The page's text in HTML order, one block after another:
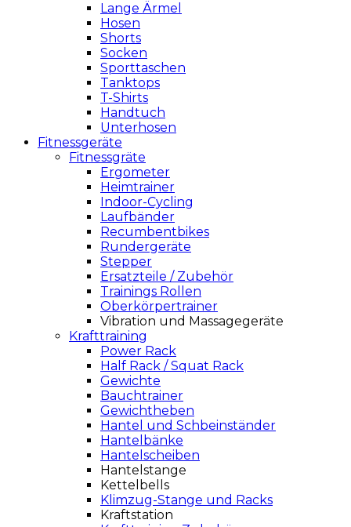
Lange Ärmel
Hosen
Shorts
Socken
Sporttaschen
Tanktops
T-Shirts
Handtuch
Unterhosen
Fitnessgeräte
Fitnessgräte
Ergometer
Heimtrainer
Indoor-Cycling
Laufbänder
Recumbentbikes
Rundergeräte
Stepper
Ersatzteile / Zubehör
Trainings Rollen
Oberkörpertrainer
Vibration und Massagegeräte
Krafttraining
Power Rack
Half Rack / Squat Rack
Gewichte
Bauchtrainer
Gewichtheben
Hantel und Schbeinständer
Hantelbänke
Hantelscheiben
Hantelstange
Kettelbells
Klimzug-Stange und Racks
Kraftstation